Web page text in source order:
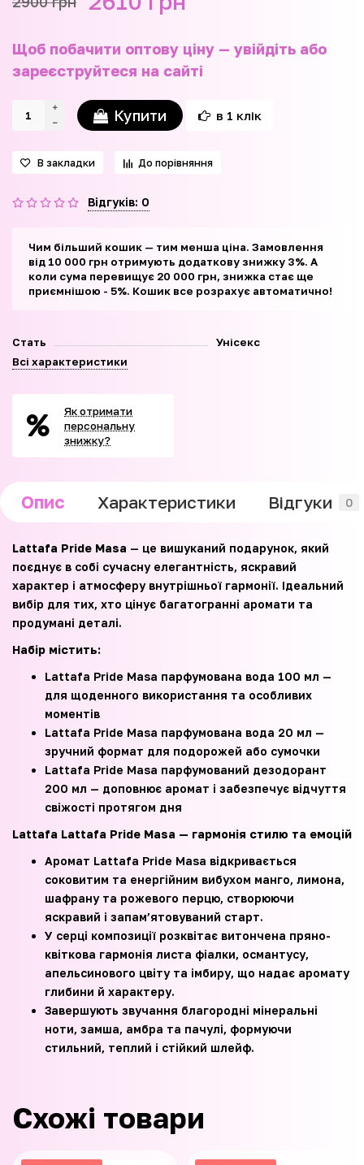
Щоб побачити оптову ціну — увійдіть або
зареєструйтеся на сайті
Купити в 1 клік
В закладки До порівняння
Відгуків: 0
Чим більший кошик — тим менша ціна. Замовлення
від 10 000 грн отримують додаткову знижку 3%. А
коли сума перевищує 20 000 грн, знижка стає ще
приємнішою - 5%. Кошик все розрахує автоматично!
Стать
Унісекс
Всі характеристики
Як отримати
персональну
знижку?
Опис Характеристики Відгуки 0
Lattafa Pride Masa — це вишуканий подарунок, який
поєднує в собі сучасну елегантність, яскравий
характер і атмосферу внутрішньої гармонії. Ідеальний
вибір для тих, хто цінує багатогранні аромати та
продумані деталі.
Набір містить:
Lattafa Pride Masa парфумована вода 100 мл —
для щоденного використання та особливих
моментів
Lattafa Pride Masa парфумована вода 20 мл —
зручний формат для подорожей або сумочки
Lattafa Pride Masa парфумований дезодорант
200 мл — доповнює аромат і забезпечує відчуття
свіжості протягом дня
Lattafa Lattafa Pride Masa — гармонія стилю та емоцій
Аромат Lattafa Pride Masa відкривається
соковитим та енергійним вибухом манго, лимона,
шафрану та рожевого перцю, створюючи
яскравий і запам’ятовуваний старт.
У серці композиції розквітає витончена пряно-
квіткова гармонія листа фіалки, османтусу,
апельсинового цвіту та імбиру, що надає аромату
глибини й характеру.
Завершують звучання благородні мінеральні
ноти, замша, амбра та пачулі, формуючи
стильний, теплий і стійкий шлейф.
Схожі товари